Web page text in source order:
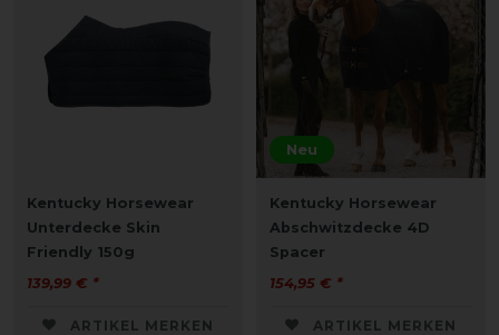
Kentucky Horsewear
Unterdecke Skin
Friendly 150g
139,99 € *
ARTIKEL MERKEN
Neu
Kentucky Horsewear
Abschwitzdecke 4D
Spacer
154,95 € *
ARTIKEL MERKEN